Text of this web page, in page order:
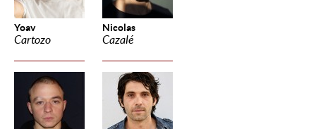
Yoav
Cartozo
Nicolas
Cazalé